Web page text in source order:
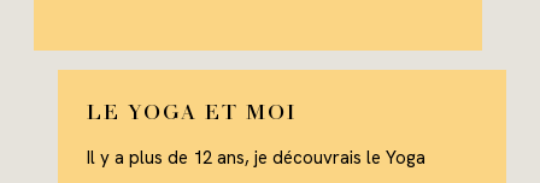
LE YOGA ET MOI
Il y a plus de 12 ans, je découvrais le Yoga